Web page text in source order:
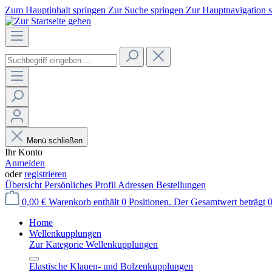
Zum Hauptinhalt springen Zur Suche springen Zur Hauptnavigation
Menü schließen
Ihr Konto
Anmelden
oderregistrieren
Übersicht Persönliches Profil Adressen Bestellungen
0,00 € Warenkorb enthält 0 Positionen. Der Gesamtwert beträgt
Home
Wellenkupplungen
Zur Kategorie Wellenkupplungen
Elastische Klauen- und Bolzenkupplungen